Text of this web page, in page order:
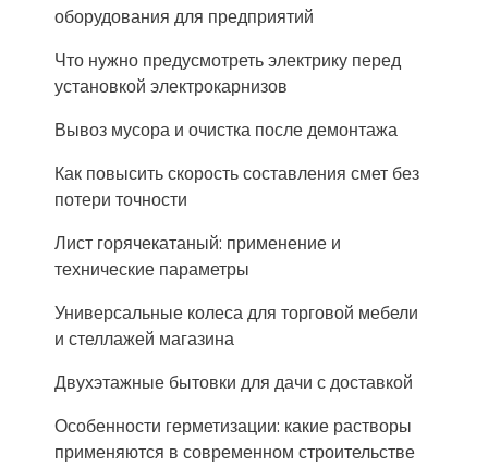
оборудования для предприятий
Что нужно предусмотреть электрику перед
установкой электрокарнизов
Вывоз мусора и очистка после демонтажа
Как повысить скорость составления смет без
потери точности
Лист горячекатаный: применение и
технические параметры
Универсальные колеса для торговой мебели
и стеллажей магазина
Двухэтажные бытовки для дачи с доставкой
Особенности герметизации: какие растворы
применяются в современном строительстве